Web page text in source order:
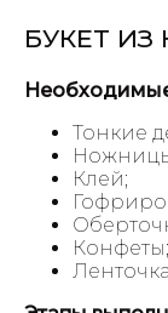
БУКЕТ ИЗ
Тонкие
Клей;
Конфеты;
Ленточка.